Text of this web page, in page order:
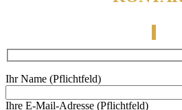
Ihr Name (Pflichtfeld)
Ihre E-Mail-Adresse (Pflichtfeld)